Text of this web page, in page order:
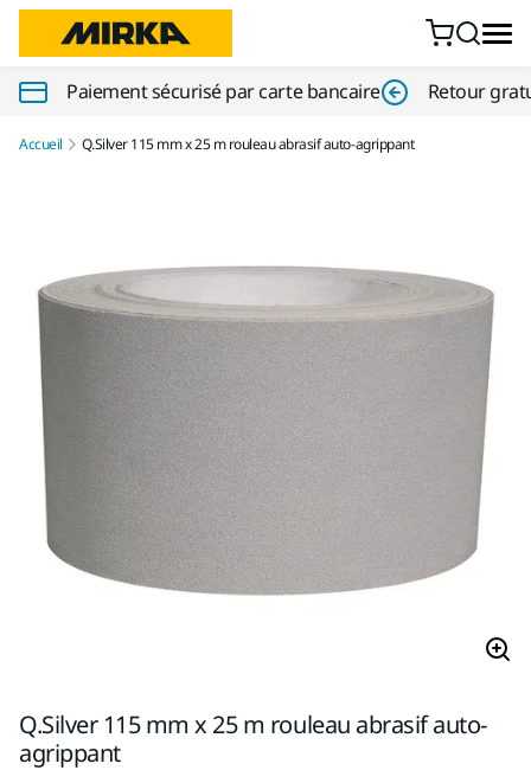
Paiement sécurisé par carte bancaire Retour
Accueil Q.Silver 115 mm x 25 m rouleau abrasif auto-agrippant
Q.Silver 115 mm x 25 m rouleau abrasif auto-
agrippant